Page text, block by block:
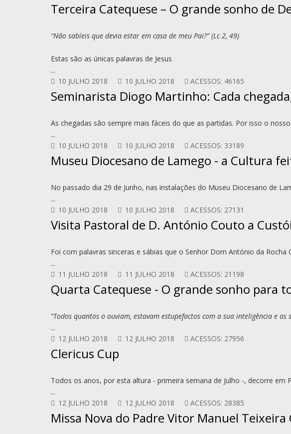
Terceira Catequese – O grande sonho de
“Não sabíeis que devia estar em casa de meu Pai?” (Lc 2, 49)
Estas são as únicas palavras de Jesus
...
10 JULHO 2018
10 JULHO 2018 ACESSOS: 46165
Seminarista Diogo Martinho: Cada
As chegadas são sempre mais fáceis do que as partidas. Por isso o
...
10 JULHO 2018
10 JULHO 2018 ACESSOS: 33189
Museu Diocesano de Lamego - a Cultura
No passado dia 29 de Junho, nas instalações do Museu Diocesano de
...
10 JULHO 2018
10 JULHO 2018 ACESSOS: 27131
Visita Pastoral de D. António Couto a
Foi com palavras sinceras e sábias que o Senhor Dom António da Rocha
...
11 JULHO 2018
11 JULHO 2018 ACESSOS: 21198
Quarta Catequese - O grande sonho para
“Todos quantos o ouviam, estavam estupefactos com a sua inteligência e as
...
12 JULHO 2018
12 JULHO 2018 ACESSOS: 27956
Clericus Cup
Todos os anos, por esta altura - primeira semana de Julho -, decorre em
...
12 JULHO 2018
12 JULHO 2018 ACESSOS: 28385
Missa Nova do Padre Vitor Manuel Teixeira